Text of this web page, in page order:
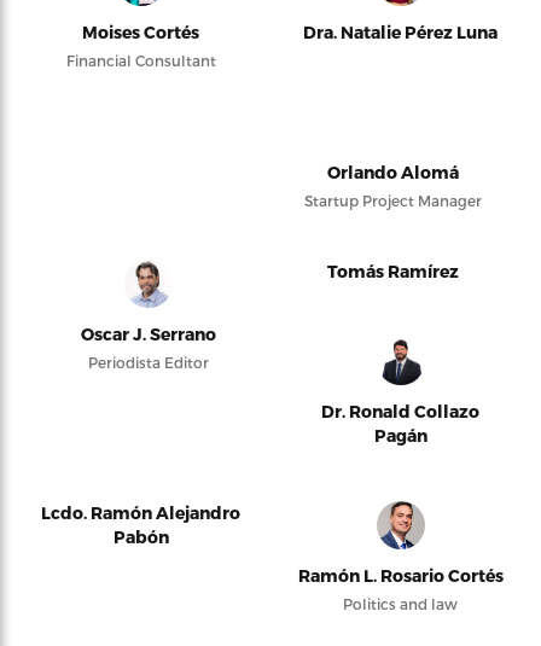
Moises Cortés
Financial Consultant
Dra. Natalie Pérez Luna
Orlando Alomá
Startup Project Manager
Oscar J. Serrano
Periodista Editor
Tomás Ramírez
Dr. Ronald Collazo
Pagán
Lcdo. Ramón Alejandro
Pabón
Ramón L. Rosario Cortés
Politics and law